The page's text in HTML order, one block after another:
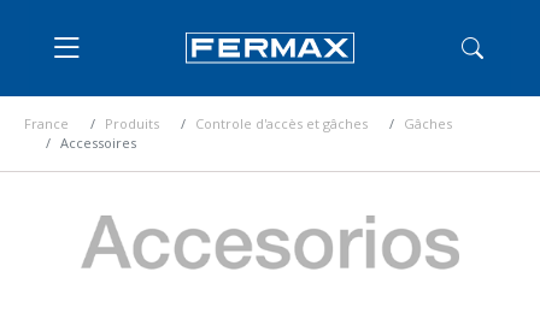
France Produits Controle d'accès et gâches
Gâches
Accessoires